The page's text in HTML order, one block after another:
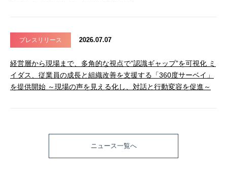
プレスリリース 2026.07.07
経営層から現場まで、多角的な視点で”認識ギャップ”を可視化 ミ
イダス、従業員の成長と組織改善を支援する「360度サーベイ」
を提供開始 ～現場の声を見える化し、対話と行動変容を促進～
ニュース一覧へ